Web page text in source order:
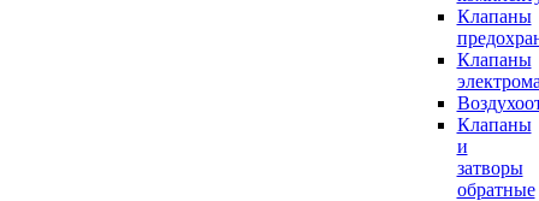
Клапаны
Клапаны
Клапаны
и
затворы
обратные